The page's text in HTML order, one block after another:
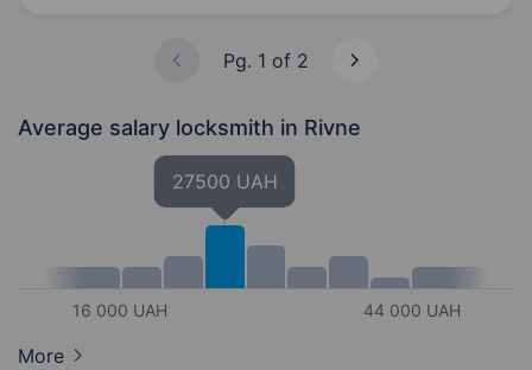
Pg. 1 of 2
Average salary locksmith in Rivne
16 000 UAH
27500 UAH
44 000 UAH
More